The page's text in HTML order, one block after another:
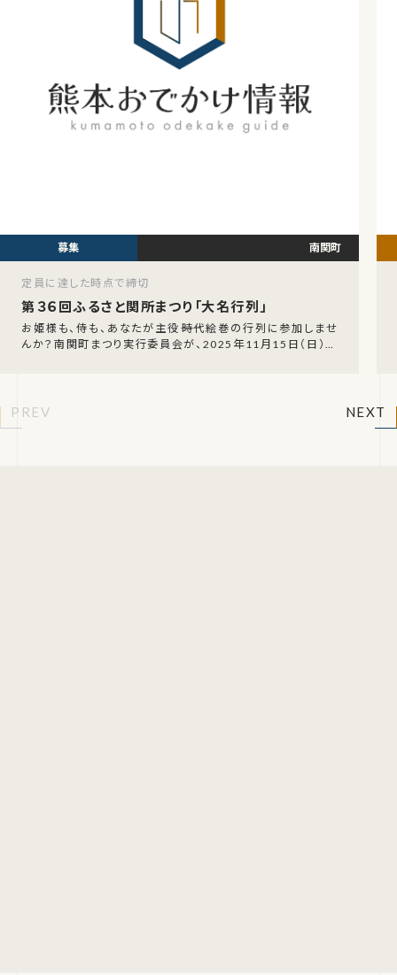
第３６回ふるさと関所まつり「大名行列」
お姫様も、侍も、あなたが主役――時代絵巻の行列に参加しませ
んか？南関町まつり実行委員会が、2025年11月15日（日）に
南関町
定員に達した時点で締切
PREV NEXT